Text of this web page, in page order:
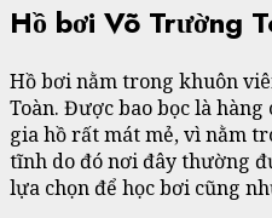
Hồ bơi Võ Trường
Hồ bơi nằm trong khuôn
Toàn. Được bao bọc là
gia hồ rất mát mẻ, vì nằm
tĩnh do đó nơi đây thường
lựa chọn để học bơi cũng